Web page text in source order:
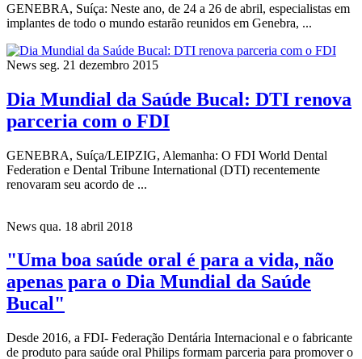
GENEBRA, Suíça: Neste ano, de 24 a 26 de abril, especialistas em
implantes de todo o mundo estarão reunidos em Genebra, ...
News seg. 21 dezembro 2015
Dia Mundial da Saúde Bucal: DTI renova
parceria com o FDI
GENEBRA, Suíça/LEIPZIG, Alemanha: O FDI World Dental
Federation e Dental Tribune International (DTI) recentemente
renovaram seu acordo de ...
News qua. 18 abril 2018
"Uma boa saúde oral é para a vida, não
apenas para o Dia Mundial da Saúde
Bucal"
Desde 2016, a FDI- Federação Dentária Internacional e o fabricante
de produto para saúde oral Philips formam parceria para promover o